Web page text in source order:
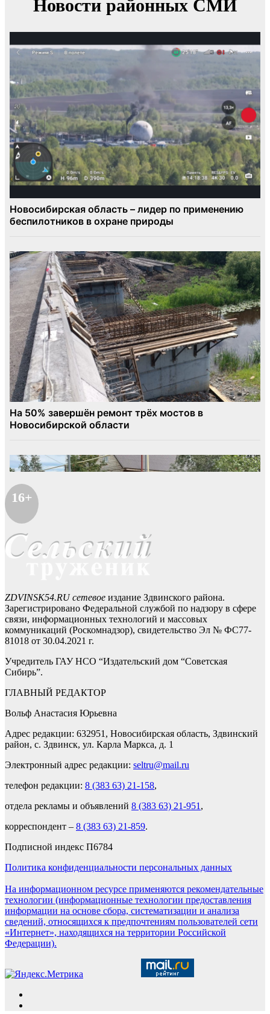
16+
ZDVINSK54.RU сетевое издание Здвинского района.
Зарегистрировано Федеральной службой по надзору в сфере
связи, информационных технологий и массовых
коммуникаций (Роскомнадзор), свидетельство Эл № ФС77-
81018 от 30.04.2021 г.
Учредитель ГАУ НСО “Издательский дом “Советская
Сибирь”.
ГЛАВНЫЙ РЕДАКТОР
Вольф Анастасия Юрьевна
Адрес редакции: 632951, Новосибирская область, Здвинский
район, с. Здвинск, ул. Карла Маркса, д. 1
Электронный адрес редакции: seltru@mail.ru
телефон редакции: 8 (383 63) 21-158,
отдела рекламы и объявлений 8 (383 63) 21-951 ,
корреспондент – 8 (383 63) 21-859.
Подписной индекс П6784
Политика конфиденциальности персональных данных
На информационном ресурсе применяются рекомендательные
технологии (информационные технологии предоставления
информации на основе сбора, систематизации и анализа
сведений, относящихся к предпочтениям пользователей сети
«Интернет», находящихся на территории Российской
Федерации).